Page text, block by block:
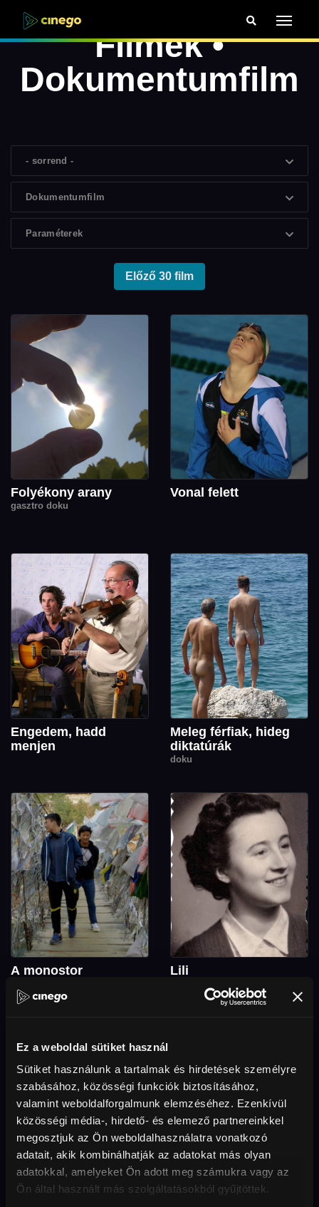
Ez a weboldal sütiket használ
Sütiket használunk a tartalmak és hirdetések személyre
szabásához, közösségi funkciók biztosításához,
valamint weboldalforgalmunk elemzéséhez. Ezenkívül
közösségi média-, hirdető- és elemező partnereinkkel
megosztjuk az Ön weboldalhasználatra vonatkozó
adatait, akik kombinálhatják az adatokat más olyan
adatokkal, amelyeket Ön adott meg számukra vagy az
Ön által használt más szolgáltatásokból gyűjtöttek.
Filmek •
Dokumentumfilm
- sorrend -
Dokumentumfilm
Paraméterek
Előző 30 film
Folyékony arany
gasztro doku
Vonal felett
Engedem, hadd
menjen
Meleg férfiak, hideg
diktatúrák
doku
A monostor
Lili